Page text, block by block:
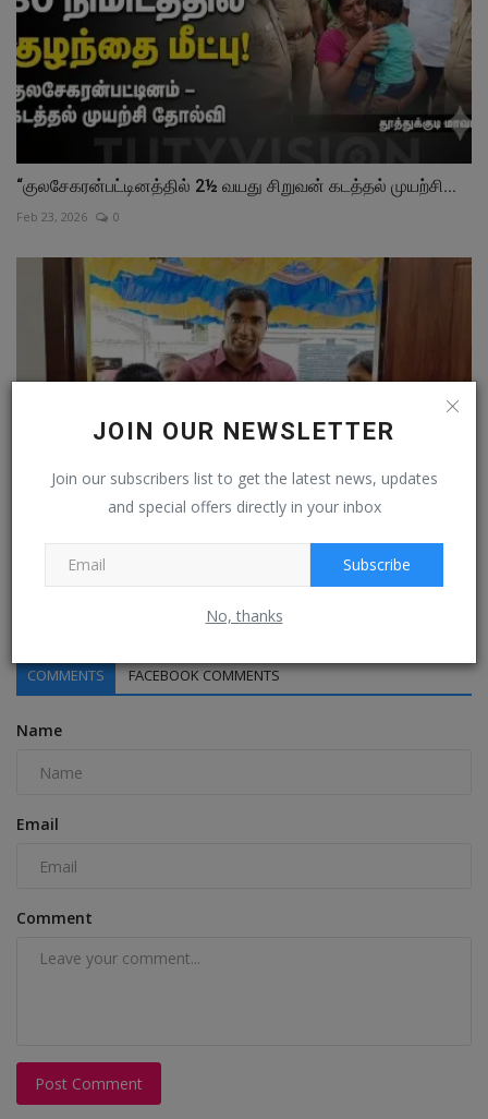
JOIN OUR NEWSLETTER
Join our subscribers list to get the latest news, updates
and special offers directly in your inbox
Subscribe
No, thanks
“குலசேகரன்பட்டினத்தில் 2½ வயது சிறுவன் கடத்தல் முயற்சி...
Feb 23, 2026 0
மண்எண்ணெய் விளக்கு வெளிச்சத்தில் படித்த மாணவியின்
குடும்பத்துக்கு...
COMMENTS FACEBOOK COMMENTS
Name
Email
Comment
Post Comment